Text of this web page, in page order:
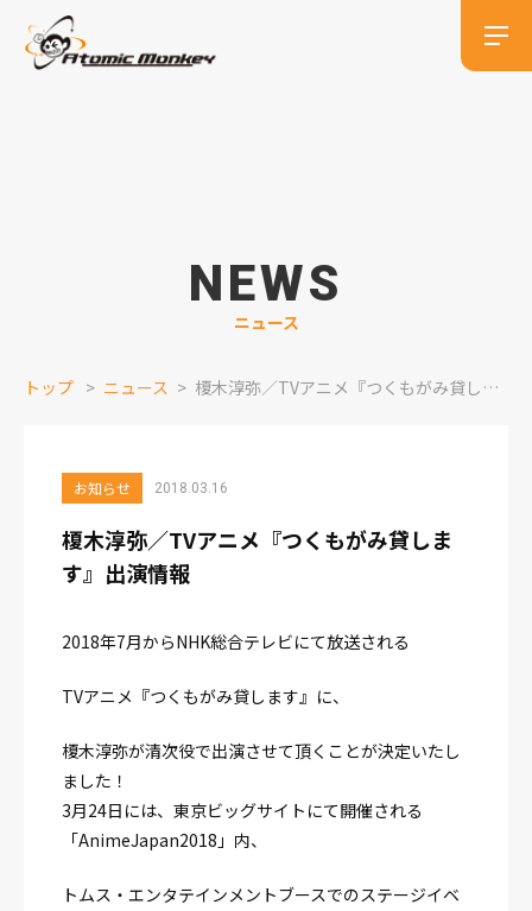
NEWS
ニュース
トップ ニュース 榎木淳弥／TVアニメ『つくもがみ貸します』出演情報
お知らせ 2018.03.16
榎木淳弥／TVアニメ『つくもがみ貸しま
す』出演情報
2018年7月からNHK総合テレビにて放送される
TVアニメ『つくもがみ貸します』に、
榎木淳弥が清次役で出演させて頂くことが決定いたし
ました！
3月24日には、東京ビッグサイトにて開催される
「AnimeJapan2018」内、
トムス・エンタテインメントブースでのステージイベ